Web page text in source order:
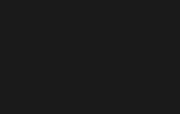
"Bari Ignota", eine
von Bari, wobei
von Publikationen